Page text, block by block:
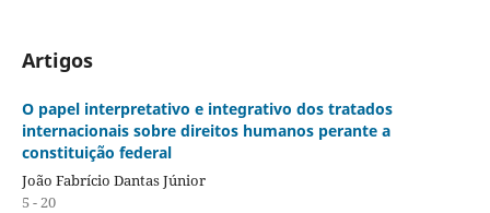
Artigos
O papel interpretativo e integrativo dos tratados
internacionais sobre direitos humanos perante a
constituição federal
João Fabrício Dantas Júnior
5 - 20